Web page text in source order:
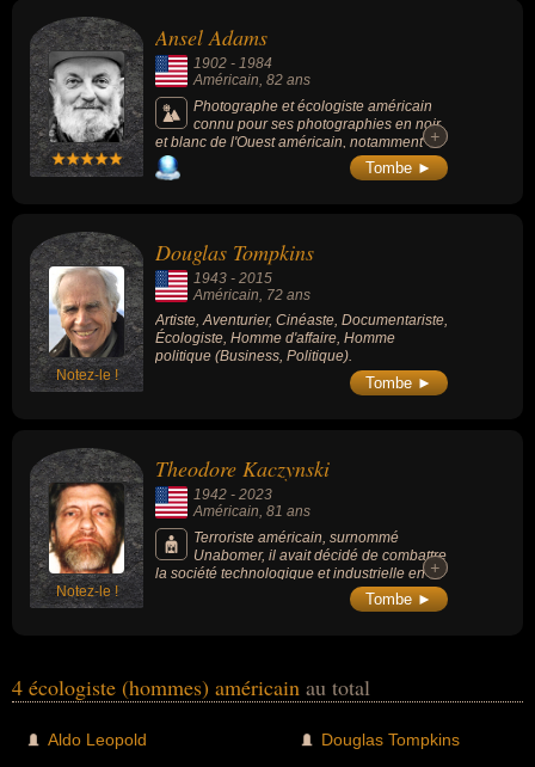
Ansel Adams
1902 - 1984
Américain , 82 ans
Photographe et écologiste américain
connu pour ses photographies en noir
et blanc de l'Ouest américain, notamment
dans la Sierra Nevada, et plus
particulièrement du parc national de
+
+
Tombe ►
Notez-le !
Douglas Tompkins
1943 - 2015
Américain, 72 ans
Artiste, Aventurier, Cinéaste, Documentariste,
Écologiste, Homme d'affaire, Homme
politique (Business, Politique).
Tombe ►
Notez-le !
Theodore Kaczynski
1942 - 2023
Américain , 81 ans
Terroriste américain, surnommé
Unabomer, il avait décidé de combattre
la société technologique et industrielle en
s'engageant dans une campagne d'envoi de
colis piégés pendant 18 ans, faisant 3 morts
devenir le « parfait tueur anonyme ».
+
+
Tombe ►
4 écologiste (hommes) américain au total
Aldo Leopold
Douglas Tompkins